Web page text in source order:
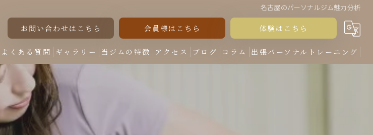
名古屋のパーソナルジム魅力分析
お問い合わせはこちら 会員様はこちら 体験はこちら
よくある質問 ギャラリー 当ジムの特徴
美尻
アクセス ブログ コラム 出張パーソナルトレーニング